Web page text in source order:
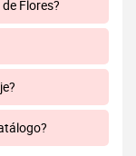
Flores?